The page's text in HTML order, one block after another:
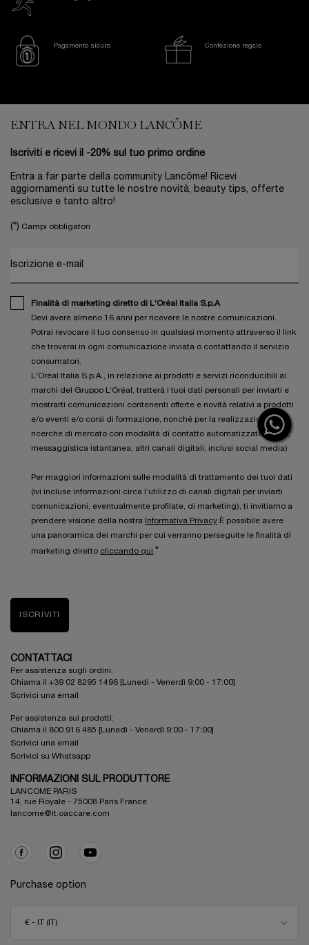
Pagamento sicuro Confezione regalo
ENTRA NEL MONDO LANCÔME
Iscriviti e ricevi il -20% sul tuo primo ordine
Entra a far parte della community Lancôme! Ricevi
aggiornamenti su tutte le nostre novità, beauty tips, offerte
esclusive e tanto altro!
(*) Campi obbligatori
Iscrizione e-mail
Finalità di marketing diretto di L'Oréal Italia S.p.A
Devi avere almeno 16 anni per ricevere le nostre comunicazioni.
Potrai revocare il tuo consenso in qualsiasi momento attraverso il link
che troverai in ogni comunicazione inviata o contattando il servizio
consumatori.
L'Oréal Italia S.p.A., in relazione ai prodotti e servizi riconducibili ai
marchi del Gruppo L’Oréal, tratterà i tuoi dati personali per inviarti e
mostrarti comunicazioni contenenti offerte e novità relativi a prodotti
e/o eventi e/o corsi di formazione, nonché per la realizzazione di
ricerche di mercato con modalità di contatto automatizzate (email,
messaggistica istantanea, altri canali digitali, inclusi social media)
Per maggiori informazioni sulle modalità di trattamento dei tuoi dati
(ivi incluse informazioni circa l’utilizzo di canali digitali per inviarti
comunicazioni, eventualmente profilate, di marketing), ti invitiamo a
prendere visione della nostra
Informativa Privacy .È possibile avere
una panoramica dei marchi per cui verranno perseguite le finalità di
marketing diretto cliccando qui *
ISCRIVITI
CONTATTACI
Per assistenza sugli ordini:
Chiama il +39 02 8295 1496 [Lunedì - Venerdì 9:00 - 17:00]
Scrivici una email
Per assistenza sui prodotti:
Chiama il 800 916 485 [Lunedì - Venerdì 9:00 - 17:00]
Scrivici una email
Scrivici su Whatsapp
INFORMAZIONI SUL PRODUTTORE
LANCOME PARIS
14, rue Royale - 75008 Paris France
lancome@it.oaccare.com
Purchase option
€ - IT (IT)